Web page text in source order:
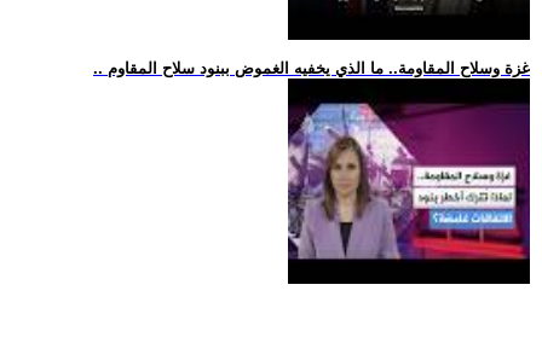
.. غزة وسلاح المقاومة.. ما الذي يخفيه الغموض ببنود سلاح المقاوم